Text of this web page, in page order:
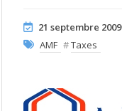
21 septembre 2009
AMF #Taxes